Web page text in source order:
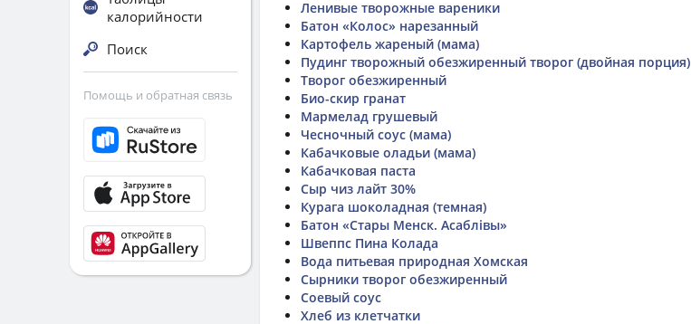
Ленивые творожные вареники
Батон «Колос» нарезанный
Картофель жареный (мама)
Пудинг творожный обезжиренный творог (двойная порция)
Творог обезжиренный
Био-скир гранат
Мармелад грушевый
Чесночный соус (мама)
Кабачковые оладьи (мама)
Кабачковая паста
Сыр чиз лайт 30%
Курага шоколадная (темная)
Батон «Стары Менск. Асаблiвы»
Швеппс Пина Колада
Вода питьевая природная Хомская
Сырники творог обезжиренный
Соевый соус
Хлеб из клетчатки
калорийности
Поиск
Помощь и обратная связь